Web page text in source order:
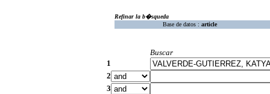
Refinar la b�squeda
Base de datos : article
Buscar
1
2
3